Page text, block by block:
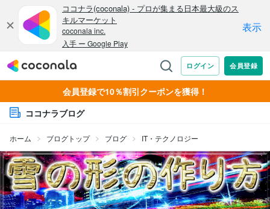
会員登録で10％割引クーポンを獲得！
ココナラブログ
ホーム ブログトップ ブログ IT・テクノロジー